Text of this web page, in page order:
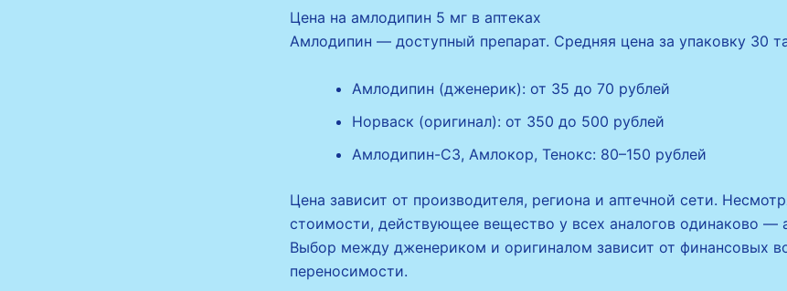
Цена на амлодипин 5 мг в аптеках
Амлодипин — доступный препарат. Средняя цена за упаковку 30
Амлодипин (дженерик): от 35 до 70 рублей
Норваск (оригинал): от 350 до 500 рублей
Амлодипин-СЗ, Амлокор, Тенокс: 80–150 рублей
Цена зависит от производителя, региона и аптечной сети.
стоимости, действующее вещество у всех аналогов одинаково —
Выбор между дженериком и оригиналом зависит от финансовых
переносимости.